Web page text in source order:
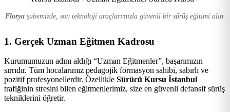
Floryaşubemizde, son teknoloji araçlarımızla güvenli bir sürüş eğitimi alın.
1. Gerçek Uzman Eğitmen Kadrosu
Kurumumuzun adını aldığı “Uzman Eğitmenler”, başarımızın
sırrıdır. Tüm hocalarımız pedagojik formasyon sahibi, sabırlı ve
pozitif profesyonellerdir. Özellikle Sürücü Kursu İstanbul
trafiğinin stresini bilen eğitmenlerimiz, size en güvenli defansif sürüş
tekniklerini öğretir.